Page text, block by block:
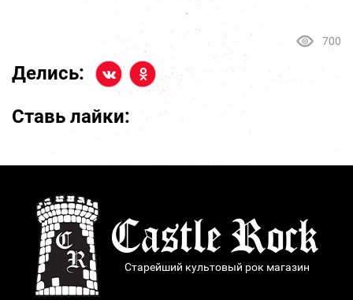
700
Делись:
Ставь лайки:
Старейший культовый рок магазин